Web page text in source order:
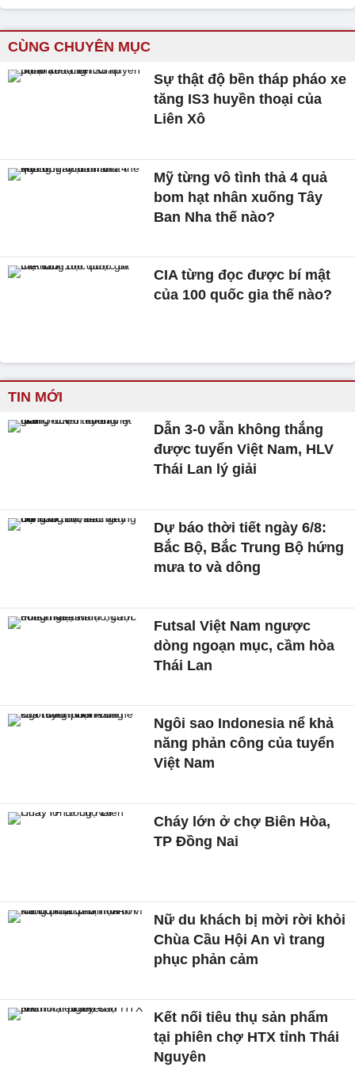
CÙNG CHUYÊN MỤC
Sự thật độ bền tháp pháo xe
tăng IS3 huyền thoại của
Liên Xô
Mỹ từng vô tình thả 4 quả
bom hạt nhân xuống Tây
Ban Nha thế nào?
CIA từng đọc được bí mật
của 100 quốc gia thế nào?
TIN MỚI
Dẫn 3-0 vẫn không thắng
được tuyển Việt Nam, HLV
Thái Lan lý giải
Dự báo thời tiết ngày 6/8:
Bắc Bộ, Bắc Trung Bộ hứng
mưa to và dông
Futsal Việt Nam ngược
dòng ngoạn mục, cầm hòa
Thái Lan
Ngôi sao Indonesia nể khả
năng phản công của tuyển
Việt Nam
Cháy lớn ở chợ Biên Hòa,
TP Đồng Nai
Nữ du khách bị mời rời khỏi
Chùa Cầu Hội An vì trang
phục phản cảm
Kết nối tiêu thụ sản phẩm
tại phiên chợ HTX tỉnh Thái
Nguyên